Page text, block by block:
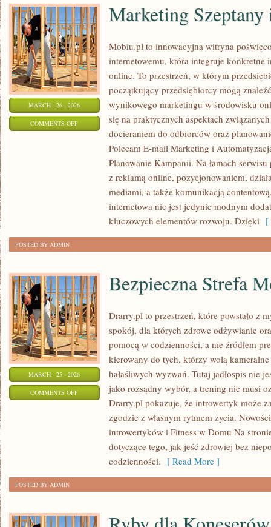
MARCH - 26 - 2026
COMMENTS OFFON
MARKETING
Marketing
Mobiu.pl to innowacyjna witryna
internetowemu, która integruje konkretne
online. To przestrzeń, w którym
początkujący przedsiębiorcy mogą
wynikowego marketingu w środowisku
się na praktycznych aspektach
docieraniem do odbiorców oraz
Polecam E-mail Marketing i
Planowanie Kampanii. Na łamach
z reklamą online, pozycjonowaniem,
mediami, a także komunikacją
internetowa nie jest jedynie modnym
kluczowych elementów rozwoju. Dzięki [
POSTED BY ADMIN
MARCH - 25 - 2026
COMMENTS OFFON
BEZPIECZNA
MOTYWACJI
Bezpieczna Strefa
Drarry.pl to przestrzeń, które powstało z
spokój, dla których zdrowe odżywianie
pomocą w codzienności, a nie źródłem
kierowany do tych, którzy wolą
hałaśliwych wyzwań. Tutaj jadłospis nie
jako rozsądny wybór, a trening nie musi
Drarry.pl pokazuje, że introwertyk może
zgodzie z własnym rytmem życia.
introwertyków i Fitness w Domu Na
dotyczące tego, jak jeść zdrowiej bez
codzienności. [ Read More ]
POSTED BY ADMIN